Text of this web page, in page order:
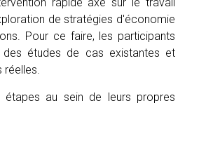
de stratégies d'économie
Pour ce faire, les participants
des études de cas existantes et
réelles.
au sein de leurs propres